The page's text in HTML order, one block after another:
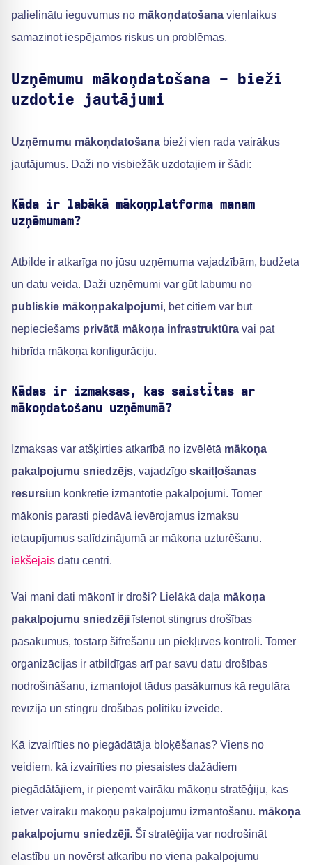
palielinātu ieguvumus no mākoņdatošana vienlaikus
samazinot iespējamos riskus un problēmas.
Uzņēmumu mākoņdatošana - bieži
uzdotie jautājumi
Uzņēmumu mākoņdatošana bieži vien rada vairākus
jautājumus. Daži no visbiežāk uzdotajiem ir šādi:
Kāda ir labākā mākoņplatforma manam
uzņēmumam?
Atbilde ir atkarīga no jūsu uzņēmuma vajadzībām, budžeta
un datu veida. Daži uzņēmumi var gūt labumu no
publiskie mākoņpakalpojumi, bet citiem var būt
nepieciešams privātā mākoņa infrastruktūra vai pat
hibrīda mākoņa konfigurāciju.
Kādas ir izmaksas, kas saistītas ar
mākoņdatošanu uzņēmumā?
Izmaksas var atšķirties atkarībā no izvēlētā mākoņa
pakalpojumu sniedzējs, vajadzīgo skaitļošanas
resursiun konkrētie izmantotie pakalpojumi. Tomēr
mākonis parasti piedāvā ievērojamus izmaksu
ietaupījumus salīdzinājumā ar mākoņa uzturēšanu.
iekšējais datu centri.
Vai mani dati mākonī ir droši? Lielākā daļa mākoņa
pakalpojumu sniedzēji īstenot stingrus drošības
pasākumus, tostarp šifrēšanu un piekļuves kontroli. Tomēr
organizācijas ir atbildīgas arī par savu datu drošības
nodrošināšanu, izmantojot tādus pasākumus kā regulāra
revīzija un stingru drošības politiku izveide.
Kā izvairīties no piegādātāja bloķēšanas? Viens no
veidiem, kā izvairīties no piesaistes dažādiem
piegādātājiem, ir pieņemt vairāku mākoņu stratēģiju, kas
ietver vairāku mākoņu pakalpojumu izmantošanu. mākoņa
pakalpojumu sniedzēji. Šī stratēģija var nodrošināt
elastību un novērst atkarību no viena pakalpojumu